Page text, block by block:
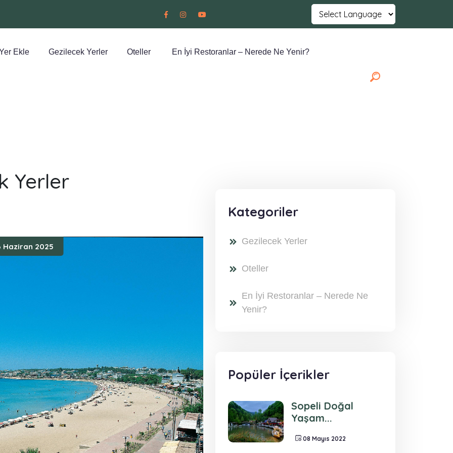
Ekle Gezilecek Yerler Oteller En İyi Restoranlar – Nerede Ne Yenir?
Yerler
Haziran 2025
Kategoriler
Gezilecek Yerler
Oteller
En İyi Restoranlar – Nerede Ne
Yenir?
Popüler İçerikler
Sopeli Doğal
Yaşam...
08 Mayıs 2022